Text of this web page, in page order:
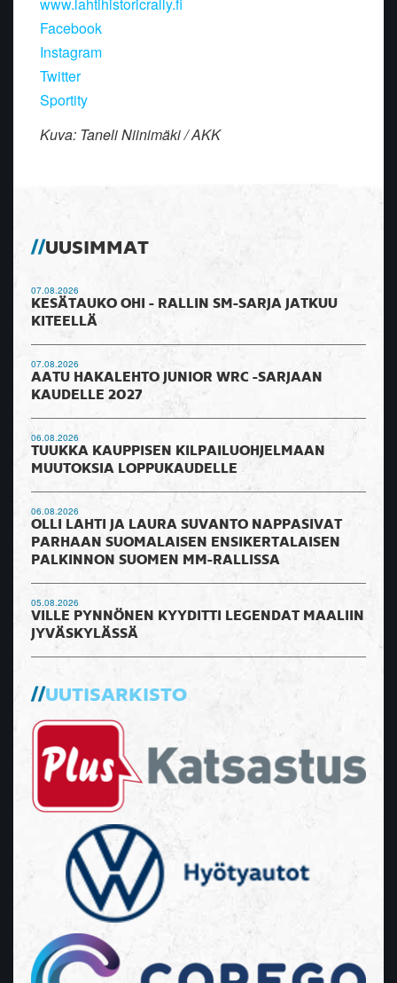
www.lahtihistoricrally.fi
Facebook
Instagram
Twitter
Sportity
Kuva: Taneli Niinimäki / AKK
UUSIMMAT
07.08.2026
KESÄTAUKO OHI - RALLIN SM-SARJA JATKUU
KITEELLÄ
07.08.2026
AATU HAKALEHTO JUNIOR WRC -SARJAAN
KAUDELLE 2027
06.08.2026
TUUKKA KAUPPISEN KILPAILUOHJELMAAN
MUUTOKSIA LOPPUKAUDELLE
06.08.2026
OLLI LAHTI JA LAURA SUVANTO NAPPASIVAT
PARHAAN SUOMALAISEN ENSIKERTALAISEN
PALKINNON SUOMEN MM-RALLISSA
05.08.2026
VILLE PYNNÖNEN KYYDITTI LEGENDAT MAALIIN
JYVÄSKYLÄSSÄ
UUTISARKISTO